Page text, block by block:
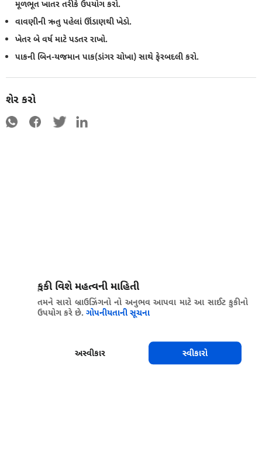
મૂળભૂત ખાતર તરીકે ઉપયોગ કરો.
વાવણીની ઋતુ પહેલાં ઊંડાણથી ખેડો.
ખેતર બે વર્ષ માટે પડતર રાખો.
પાકની બિન-યજમાન પાક(ડાંગર ચોખા) સાથે ફેરબદલી કરો.
શેર કરો
કુકી વિશે મહત્વની માહિતી
તમને સારો બ્રાઉઝિંગનો નો અનુભવ આપવા માટે આ સાઈટ કુકીનો
ઉપયોગ કરે છે. ગોપનીયતાની સૂચના
અસ્વીકાર સ્વીકારો